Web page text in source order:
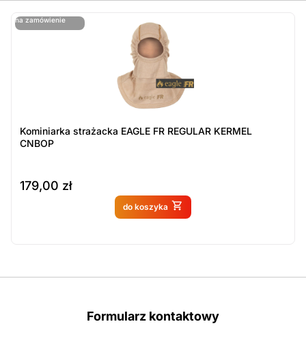
na zamówienie
ostatnie sztuki
Kominiarka strażacka EAGLE FR REGULAR KERMEL
CNBOP
179,00 zł
do koszyka
Produkt dostępny na
Formularz kontaktowy